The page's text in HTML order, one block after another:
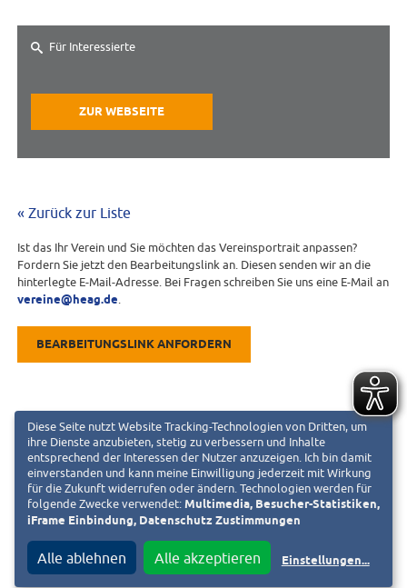
Für Interessierte
ZUR WEBSEITE
« Zurück zur Liste
Ist das Ihr Verein und Sie möchten das Vereinsportrait anpassen?
Fordern Sie jetzt den Bearbeitungslink an. Diesen senden wir an die
hinterlegte E-Mail-Adresse. Bei Fragen schreiben Sie uns eine E-Mail an
vereine@heag.de
BEARBEITUNGSLINK ANFORDERN
Diese Seite nutzt Website Tracking-Technologien von Dritten, um
ihre Dienste anzubieten, stetig zu verbessern und Inhalte
entsprechend der Interessen der Nutzer anzuzeigen. Ich bin damit
einverstanden und kann meine Einwilligung jederzeit mit Wirkung
für die Zukunft widerrufen oder ändern. Technologien werden für
folgende Zwecke verwendet: Multimedia, Besucher-Statistiken,
iFrame Einbindung, Datenschutz Zustimmungen
Alle ablehnen Alle akzeptieren Einstellungen...